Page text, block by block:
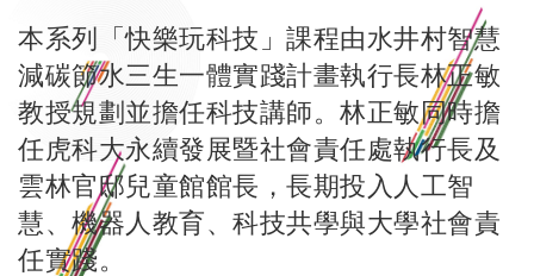
本系列「快樂玩科技」課程由水井村智慧
減碳節水三生一體實踐計畫執行長林正敏
教授規劃並擔任科技講師。林正敏同時擔
任虎科大永續發展暨社會責任處執行長及
雲林官邸兒童館館長，長期投入人工智
慧、機器人教育、科技共學與大學社會責
任實踐。